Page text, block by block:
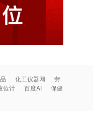
化工仪器网
劳
位计 百度AI
保健